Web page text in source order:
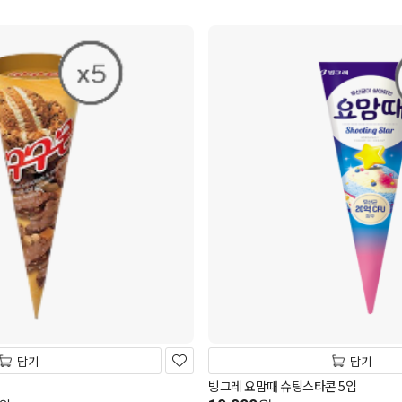
담기 담기
빙그레 요맘때 슈팅스타콘 5입